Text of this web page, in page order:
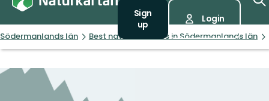
Sign
up
Login
Södermanlands län Best nature reserves in Södermanlands län